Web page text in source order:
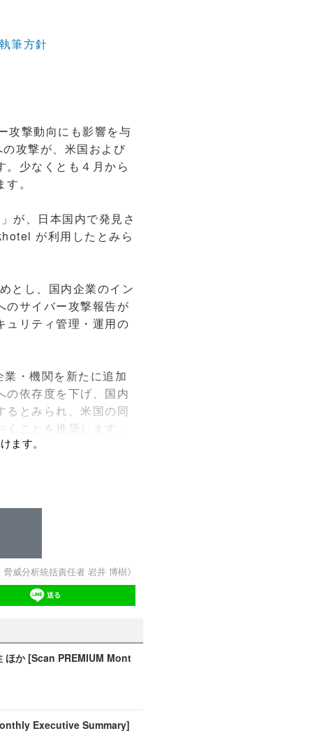
筆方針
攻撃動向にも影響を与
攻撃が、米国および
少なくとも４月から
。
が、日本国内で発見さ
が利用したとみら
とし、国内企業のイン
のサイバー攻撃報告が
ュリティ管理・運用の
・機関を新たに追加
の依存度を下げ、国内
るとみられ、米国の同
ことを推奨します。
ます。
威分析統括責任者 岩井 博樹》
送る
ほか [Scan PREMIUM Mont
Executive Summary]